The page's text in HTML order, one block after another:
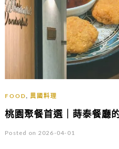
FOOD, 異國料理
桃園聚餐首選｜蒔泰餐廳
Posted on 2026-04-01